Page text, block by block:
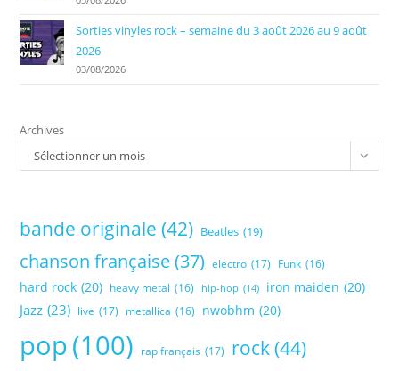
Sorties vinyles rock – semaine du 3 août 2026 au 9 août
2026
03/08/2026
Archives
Sélectionner un mois
bande originale (42) Beatles (19)
chanson française (37) electro (17) Funk (16)
hard rock (20) heavy metal (16) hip-hop (14) iron maiden (20)
Jazz (23) live (17) metallica (16) nwobhm (20)
pop(100) rap français (17) rock(44)